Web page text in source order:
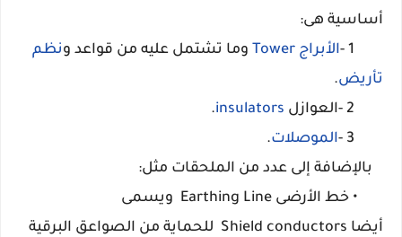
أساسية هى:
الأبراج Tower وما تشتمل عليه من قواعد ونظم
تأريض.
-العوازل insulators
.
الموصلات.
بالإضافة إلى عدد من الملحقات مثل:
• خط الأرضى
Earthing Line ويسمى
أيضا
Shield conductors للحماية من الصواعق البرقية